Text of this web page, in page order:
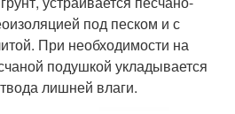
под песком и с
При необходимости на
подушкой укладывается
лишней влаги.